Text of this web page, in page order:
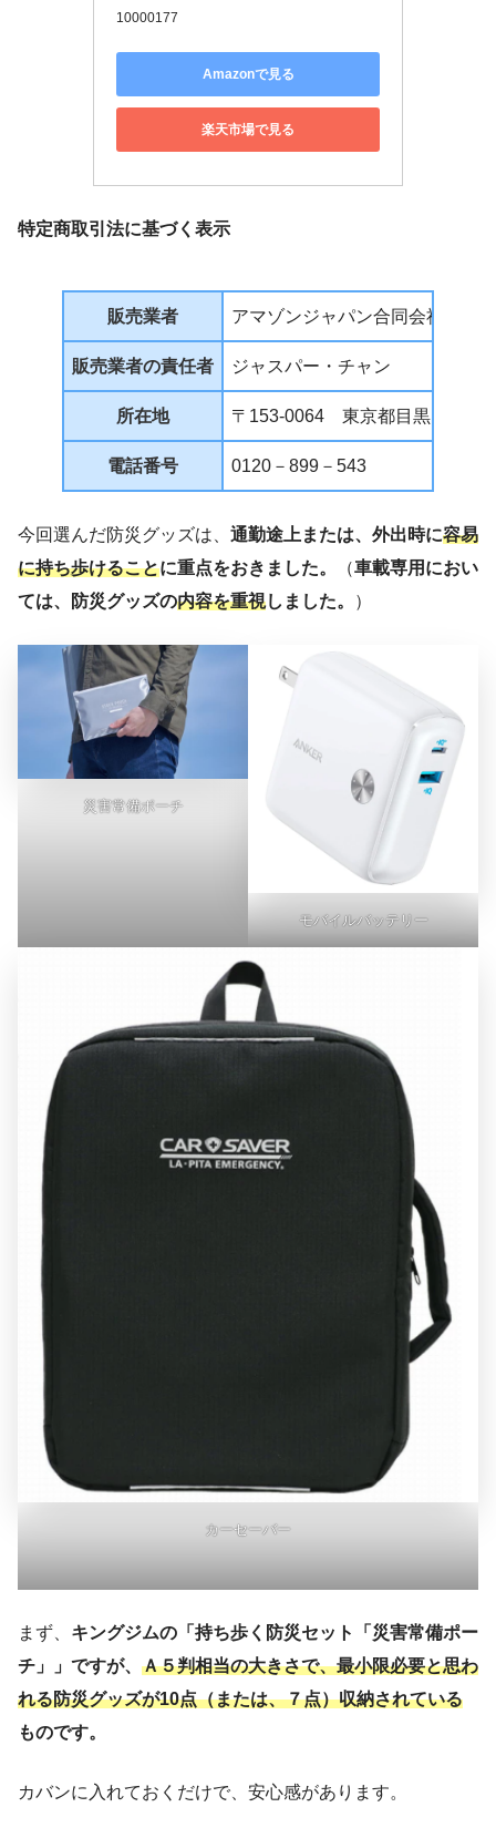
10000177
Amazonで見る
楽天市場で見る
特定商取引法に基づく表示
販売業者 アマゾンジャパン合同会社
販売業者の責任者 ジャスパー・チャン
所在地 〒153-0064 東京都目黒区下目
電話番号 0120－899－543
今回選んだ防災グッズは、 通勤途上または、外出時に容易
に持ち歩けることに重点をおきました。 （車載専用におい
ては、防災グッズの内容を重視しました。 ）
災害常備ポーチ
モバイルバッテリー
カーセーバー
まず、 キングジムの「持ち歩く防災セット「災害常備ポー
チ」」ですが、 Ａ５判相当の大きさで、最小限必要と思わ
れる防災グッズが10点（または、７点）収納されている
ものです。
カバンに入れておくだけで、安心感があります。